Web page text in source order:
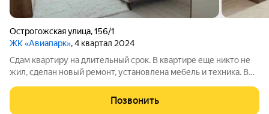
Острогожская улица,156/1
ЖК «Авиапарк», 4 квартал 2024
Сдам квартиру на длительный срок. В квартире еще никто не
жил, сделан новый ремонт, установлена мебель и техника. В
центр, остановка общественного транспорта, лесо-парковая
зона. До центра
Позвонить